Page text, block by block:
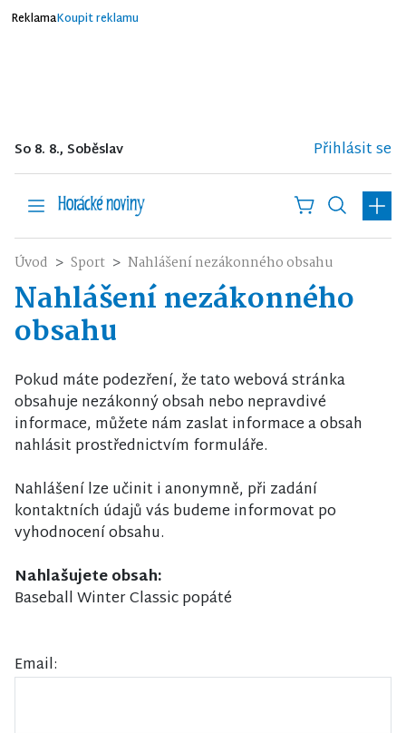
ReklamaKoupit reklamu
So 8. 8., Soběslav Přihlásit se
Úvod Sport Nahlášení nezákonného obsahu
Nahlášení nezákonného
obsahu
Pokud máte podezření, že tato webová stránka
obsahuje nezákonný obsah nebo nepravdivé
informace, můžete nám zaslat informace a obsah
nahlásit prostřednictvím formuláře.
Nahlášení lze učinit i anonymně, při zadání
kontaktních údajů vás budeme informovat po
vyhodnocení obsahu.
Nahlašujete obsah:
Baseball Winter Classic popáté
Email: